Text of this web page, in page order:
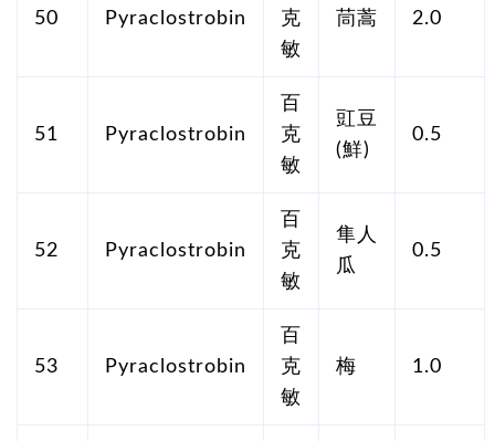
50 Pyraclostrobin
克
敏
茼蒿 2.0
51 Pyraclostrobin
百
克
敏
豇豆
(鮮)
0.5
52 Pyraclostrobin
百
克
敏
隼人
瓜
0.5
53 Pyraclostrobin
百
克
敏
梅 1.0